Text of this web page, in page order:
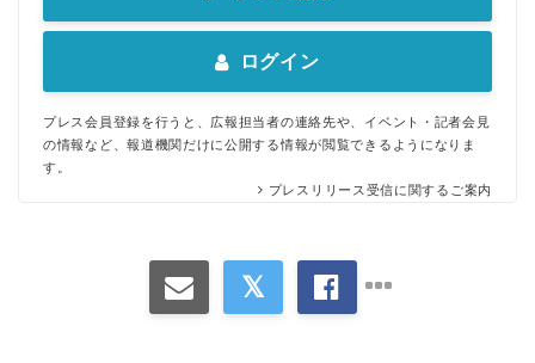
ログイン
プレス会員登録を行うと、広報担当者の連絡先や、イベント・記者会見
の情報など、報道機関だけに公開する情報が閲覧できるようになりま
す。
プレスリリース受信に関するご案内
Japanese
English